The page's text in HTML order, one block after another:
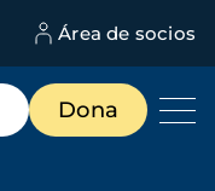
Área de socios
Dona